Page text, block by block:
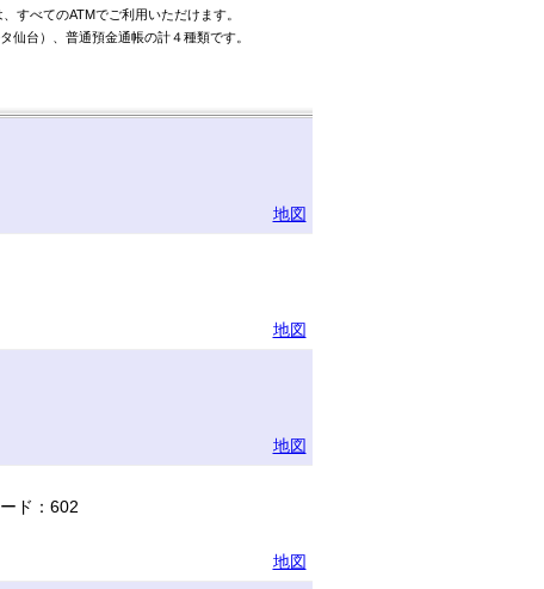
すべてのATMでご利用いただけます。
仙台）、普通預金通帳の計４種類です。
地図
地図
地図
ド：602
地図